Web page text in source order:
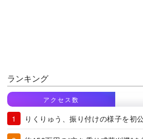
ランキング
アクセス数
りくりゅう、振り付けの様子を初